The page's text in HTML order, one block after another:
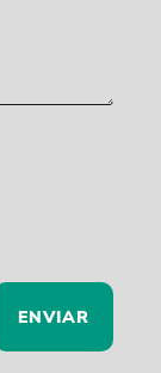
ENVIAR